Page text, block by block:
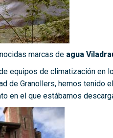
marcas de agua
equipos de climatización en
de Granollers, hemos tenido
en el que estábamos